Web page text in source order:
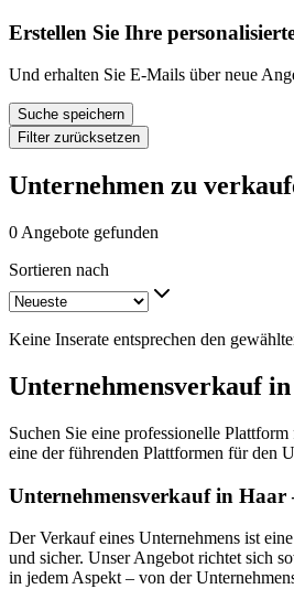
Erstellen Sie Ihre
Und erhalten Sie E-Mails über neue
Suche speichern
Filter zurücksetzen
Unternehmen zu
0 Angebote gefunden
Sortieren nach
Keine Inserate entsprechen den
Unternehmensverkauf
Suchen Sie eine professionelle
eine der führenden Plattformen für den
Unternehmensverkauf in Haar
Der Verkauf eines Unternehmens ist
und sicher. Unser Angebot richtet sich
in jedem Aspekt – von der